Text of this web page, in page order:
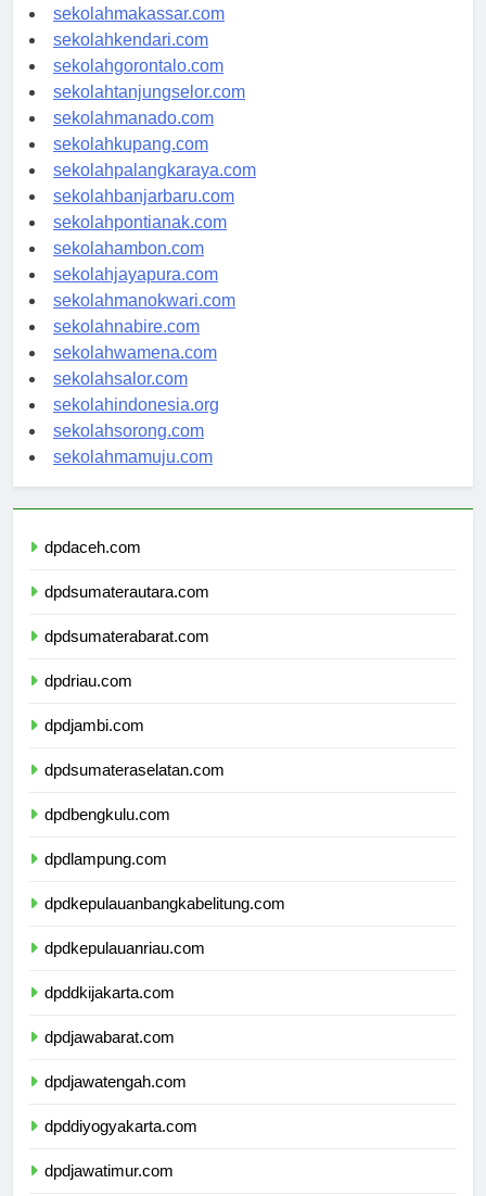
sekolahpalu.com
sekolahmakassar.com
sekolahkendari.com
sekolahgorontalo.com
sekolahtanjungselor.com
sekolahmanado.com
sekolahkupang.com
sekolahpalangkaraya.com
sekolahbanjarbaru.com
sekolahpontianak.com
sekolahambon.com
sekolahjayapura.com
sekolahmanokwari.com
sekolahnabire.com
sekolahwamena.com
sekolahsalor.com
sekolahindonesia.org
sekolahsorong.com